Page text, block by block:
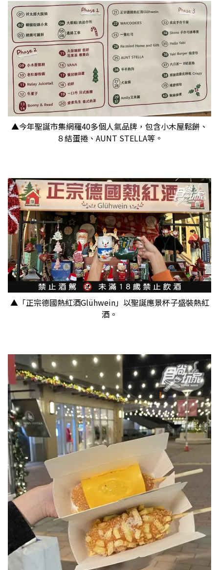
▲今年聖誕市集網羅40多個人氣品牌，包含小木屋鬆餅、
８結蛋捲、AUNT STELLA等。
▲「正宗德國熱紅酒Glühwein」以聖誕應景杯子盛裝熱紅
酒。